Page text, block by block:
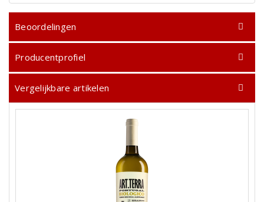
Beoordelingen
Producentprofiel
Vergelijkbare artikelen